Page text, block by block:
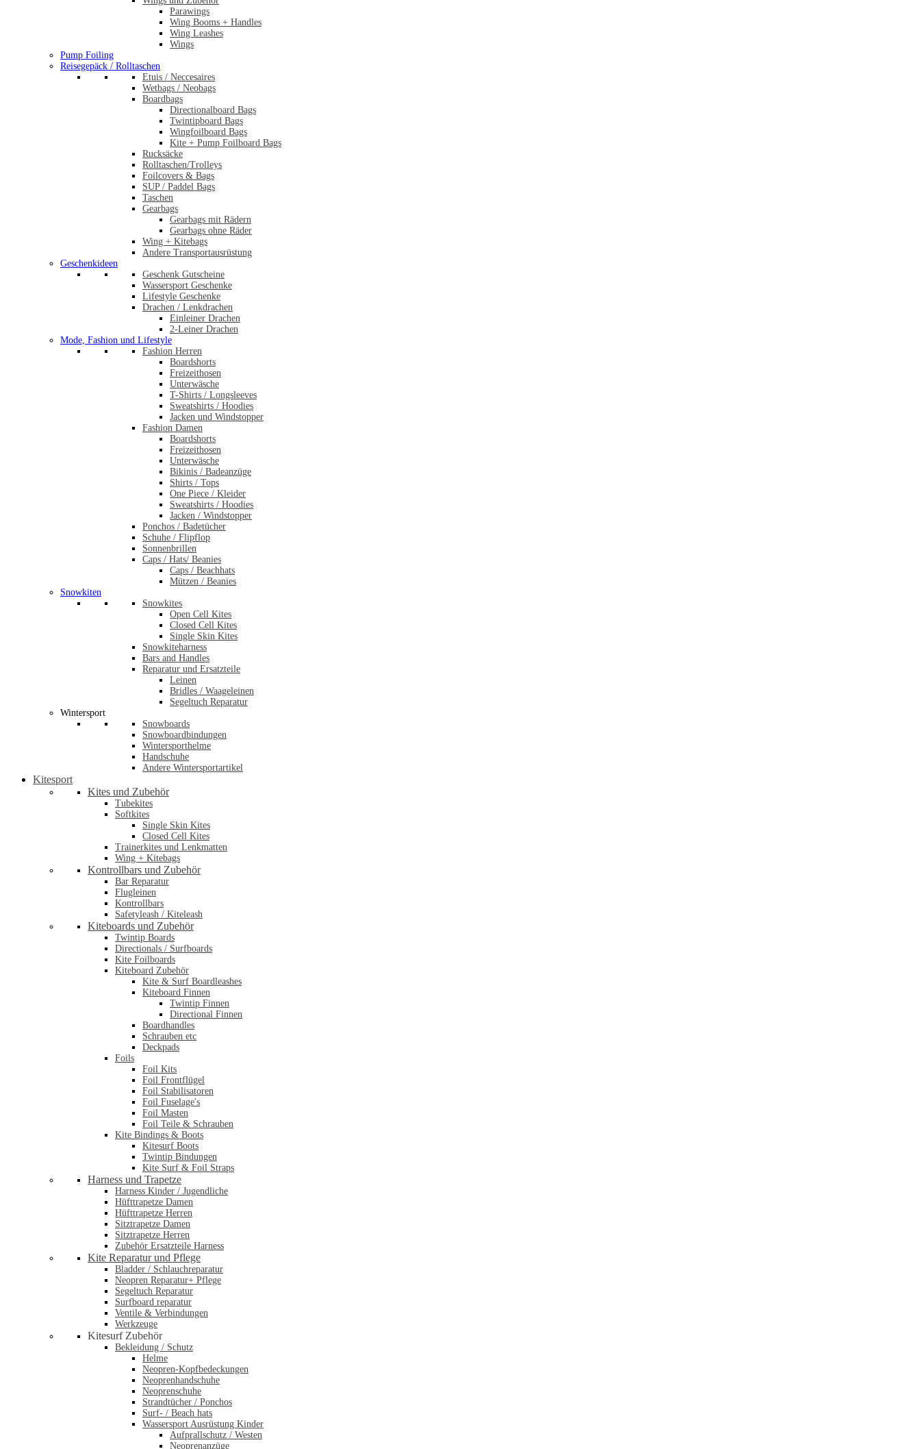
Parawings
Wing Booms + Handles
Wing Leashes
Wings
Pump Foiling
Reisegepäck / Rolltaschen
Etuis / Neccesaires
Wetbags / Neobags
Boardbags
Directionalboard Bags
Twintipboard Bags
Wingfoilboard Bags
Kite + Pump Foilboard Bags
Rucksäcke
Rolltaschen/Trolleys
Foilcovers & Bags
SUP / Paddel Bags
Taschen
Gearbags
Gearbags mit Rädern
Gearbags ohne Räder
Wing + Kitebags
Andere Transportausrüstung
Geschenkideen
Geschenk Gutscheine
Wassersport Geschenke
Lifestyle Geschenke
Drachen / Lenkdrachen
Einleiner Drachen
2-Leiner Drachen
Mode, Fashion und Lifestyle
Fashion Herren
Boardshorts
Freizeithosen
Unterwäsche
T-Shirts / Longsleeves
Sweatshirts / Hoodies
Jacken und Windstopper
Fashion Damen
Boardshorts
Freizeithosen
Unterwäsche
Bikinis / Badeanzüge
Shirts / Tops
One Piece / Kleider
Sweatshirts / Hoodies
Jacken / Windstopper
Ponchos / Badetücher
Schuhe / Flipflop
Sonnenbrillen
Caps / Hats/ Beanies
Caps / Beachhats
Mützen / Beanies
Snowkiten
Snowkites
Open Cell Kites
Closed Cell Kites
Single Skin Kites
Snowkiteharness
Bars and Handles
Reparatur und Ersatzteile
Leinen
Bridles / Waageleinen
Segeltuch Reparatur
Wintersport
Snowboards
Snowboardbindungen
Wintersporthelme
Handschuhe
Andere Wintersportartikel
Kitesport
Kites und Zubehör
Tubekites
Softkites
Single Skin Kites
Closed Cell Kites
Trainerkites und Lenkmatten
Wing + Kitebags
Kontrollbars und Zubehör
Bar Reparatur
Flugleinen
Kontrollbars
Safetyleash / Kiteleash
Kiteboards und Zubehör
Twintip Boards
Directionals / Surfboards
Kite Foilboards
Kiteboard Zubehör
Kite & Surf Boardleashes
Kiteboard Finnen
Twintip Finnen
Directional Finnen
Boardhandles
Schrauben etc
Deckpads
Foils
Foil Kits
Foil Frontflügel
Foil Stabilisatoren
Foil Fuselage's
Foil Masten
Foil Teile & Schrauben
Kite Bindings & Boots
Kitesurf Boots
Twintip Bindungen
Kite Surf & Foil Straps
Harness und Trapetze
Harness Kinder / Jugendliche
Hüfttrapetze Damen
Hüfttrapetze Herren
Sitztrapetze Damen
Sitztrapetze Herren
Zubehör Ersatzteile Harness
Kite Reparatur und Pflege
Bladder / Schlauchreparatur
Neopren Reparatur+ Pflege
Segeltuch Reparatur
Surfboard reparatur
Ventile & Verbindungen
Werkzeuge
Kitesurf Zubehör
Bekleidung / Schutz
Helme
Neopren-Kopfbedeckungen
Neoprenhandschuhe
Neoprenschuhe
Strandtücher / Ponchos
Surf- / Beach hats
Wassersport Ausrüstung Kinder
Aufprallschutz / Westen
Neoprenanzüge